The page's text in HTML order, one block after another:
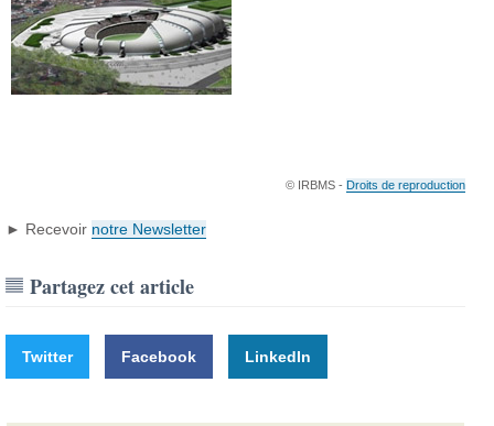
© IRBMS - Droits de reproduction
► Recevoir notre Newsletter
Partagez cet article
Twitter Facebook LinkedIn